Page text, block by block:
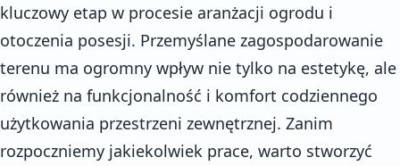
kluczowy etap w procesie aranżacji ogrodu i
otoczenia posesji. Przemyślane zagospodarowanie
terenu ma ogromny wpływ nie tylko na estetykę, ale
również na funkcjonalność i komfort codziennego
użytkowania przestrzeni zewnętrznej. Zanim
rozpoczniemy jakiekolwiek prace, warto stworzyć